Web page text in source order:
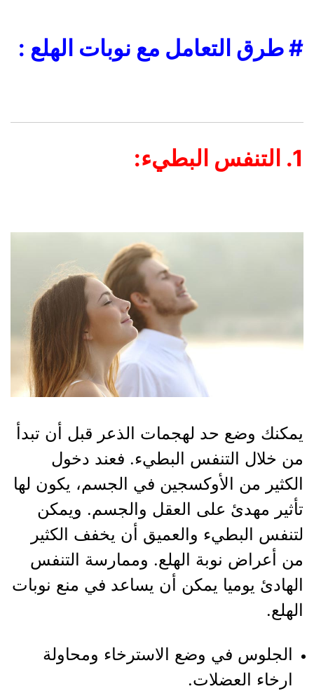
# طرق التعامل مع نوبات الهلع :
1. التنفس البطيء:
يمكنك وضع حد لهجمات الذعر قبل أن تبدأ
من خلال التنفس البطيء. فعند دخول
الكثير من الأوكسجين في الجسم، يكون لها
تأثير مهدئ على العقل والجسم. ويمكن
لتنفس البطيء والعميق أن يخفف الكثير
من أعراض نوبة الهلع. وممارسة التنفس
الهادئ يوميا يمكن أن يساعد في منع نوبات
الهلع.
الجلوس في وضع الاسترخاء ومحاولة
ارخاء العضلات.